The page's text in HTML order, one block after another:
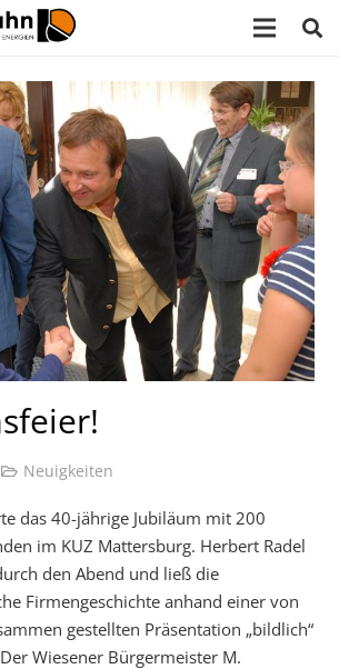
Neuigkeiten
das 40-jährige Jubiläum mit 200
im KUZ Mattersburg. Herbert Radel
den Abend und ließ die
Firmengeschichte anhand einer von
gestellten Präsentation „bildlich“
Wiesener Bürgermeister M.